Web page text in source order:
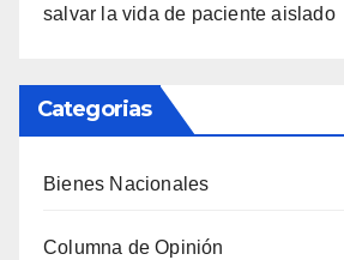
salvar la vida de paciente aislado
Categorias
Bienes Nacionales
Columna de Opinión